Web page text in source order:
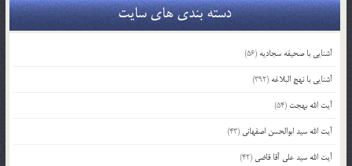
دسته بندی های سایت
آشنایی با صحیفه سجادیه (56)
آشنایی با نهج البلاغه (392)
آیت الله بهجت (54)
آیت الله سید ابوالحسن اصفهانی (43)
آیت الله سید علی آقا قاضی (42)